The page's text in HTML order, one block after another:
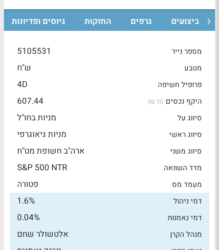
ביצועים גרפים החזקות גיוסים ופדיונות
מספר נייר 5105531
מטבע ש"ח
פרופיל חשיפה 4D
היקף נכסים (מ' ₪) 607.44
סיווג על מניות בחו"ל
סיווג ראשי מניות גיאוגרפי
סיווג משני ארה"ב חשופת מט"ח
מדד השוואה S&P 500 NTR
מעמד מס פטורה
דמי ניהול 1.6%
דמי נאמנות 0.04%
מנהל הקרן אלטשולר שחם